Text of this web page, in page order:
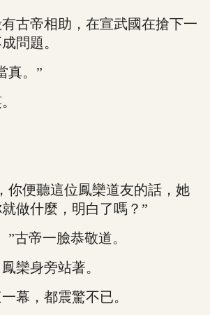
帝相助，在宣武國在搶下一
問題。
。”
便聽這位鳳欒道友的話，她
做什麼，明白了嗎？”
帝一臉恭敬道。
身旁站著。
，都震驚不已。